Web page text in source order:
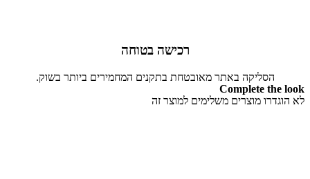
רכישה בטוחה
הסליקה באתר מאובטחת בתקנים המחמירים ביותר בשוק.
Complete the look
לא הוגדרו מוצרים משלימים למוצר זה